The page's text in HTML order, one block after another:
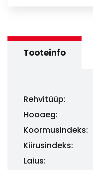
Tooteinfo
Rehvitüüp:
Hooaeg:
Koormusindeks:
Kiirusindeks:
Laius: